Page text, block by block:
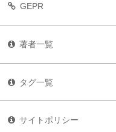
GEPR
著者一覧
タグ一覧
サイトポリシー